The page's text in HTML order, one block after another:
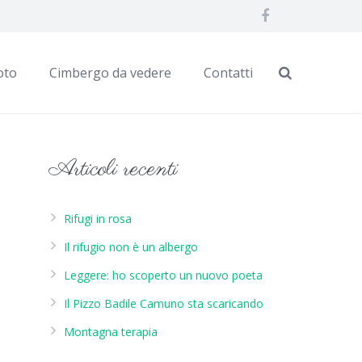
Cimbergo da vedere Contatti
Articoli recenti
Rifugi in rosa
Il rifugio non è un albergo
Leggere: ho scoperto un nuovo poeta
Il Pizzo Badile Camuno sta scaricando
Montagna terapia